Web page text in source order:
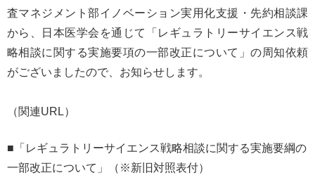
査マネジメント部イノベーション実用化支援・先約相談課
から、日本医学会を通じて「レギュラトリーサイエンス戦
略相談に関する実施要項の一部改正について」の周知依頼
がございましたので、お知らせします。
（関連URL）
■「レギュラトリーサイエンス戦略相談に関する実施要綱の
一部改正について」（※新旧対照表付）